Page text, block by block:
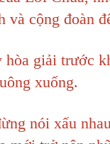
và cộng đoàn
hòa giải trước
xuống.
nói xấu